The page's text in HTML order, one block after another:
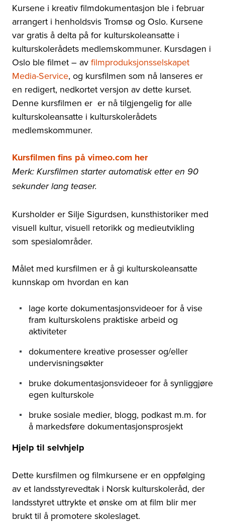
Kursene i kreativ filmdokumentasjon ble i februar
arrangert i henholdsvis Tromsø og Oslo. Kursene
var gratis å delta på for kulturskoleansatte i
kulturskolerådets medlemskommuner. Kursdagen i
Oslo ble filmet – av filmproduksjonsselskapet
Media-Service, og kursfilmen som nå lanseres er
en redigert, nedkortet versjon av dette kurset.
Denne kursfilmen er er nå tilgjengelig for alle
kulturskoleansatte i kulturskolerådets
medlemskommuner.
Kursfilmen fins på vimeo.com her
Merk: Kursfilmen starter automatisk etter en 90
sekunder lang teaser.
Kursholder er Silje Sigurdsen, kunsthistoriker med
visuell kultur, visuell retorikk og medieutvikling
som spesialområder.
Målet med kursfilmen er å gi kulturskoleansatte
kunnskap om hvordan en kan
lage korte dokumentasjonsvideoer for å vise
fram kulturskolens praktiske arbeid og
aktiviteter
dokumentere kreative prosesser og/eller
undervisningsøkter
bruke dokumentasjonsvideoer for å synliggjøre
egen kulturskole
bruke sosiale medier, blogg, podkast m.m. for
å markedsføre dokumentasjonsprosjekt
Hjelp til selvhjelp
Dette kursfilmen og filmkursene er en oppfølging
av et landsstyrevedtak i Norsk kulturskoleråd, der
landsstyret uttrykte et ønske om at film blir mer
brukt til å promotere skoleslaget.